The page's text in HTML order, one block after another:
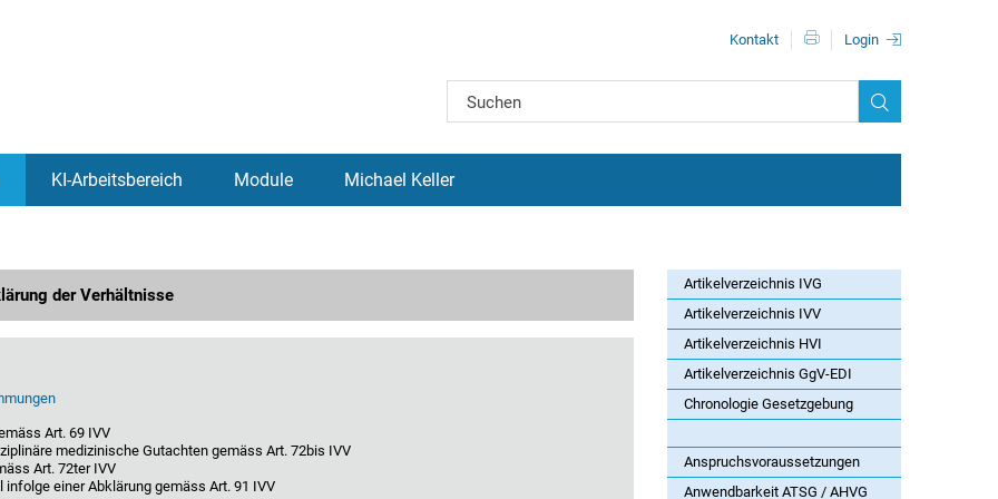
Metanavigationn
Kontakt Login
KI-Arbeitsbereich Module Michael Keller
der Verhältnisse
Art. 69 IVV
medizinische Gutachten gemäss Art. 72bis IVV
Art. 72ter IVV
infolge einer Abklärung gemäss Art. 91 IVV
Artikelverzeichnis IVG
Artikelverzeichnis IVV
Artikelverzeichnis HVI
Artikelverzeichnis GgV-EDI
Chronologie Gesetzgebung
Anspruchsvoraussetzungen
Anwendbarkeit ATSG / AHVG